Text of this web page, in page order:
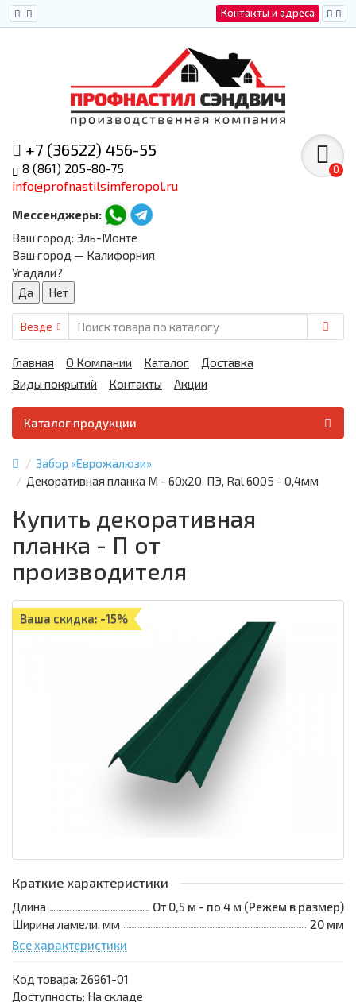
Контакты и адреса
+7 (36522) 456-55
8 (861) 205-80-75
info@profnastilsimferopol.ru
Мессенджеры:
0
Ваш город: Эль-Монте
Ваш город — Калифорния
Угадали?
Везде
Главная О Компании Каталог
Доставка
Виды покрытий
Контакты Акции
Каталог продукции
Забор «Еврожалюзи»
Декоративная планка М - 60х20, ПЭ, Ral 6005 - 0,4мм
Купить декоративная
планка - П от
производителя
Ваша скидка: -15%
Краткие характеристики
Длина
От 0,5 м - по 4 м (Режем в размер)
Ширина ламели, мм
20 мм
Все характеристики
Код товара: 26961-01
Доступность: На складе